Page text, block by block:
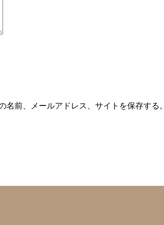
前、メールアドレス、サイトを保存する。